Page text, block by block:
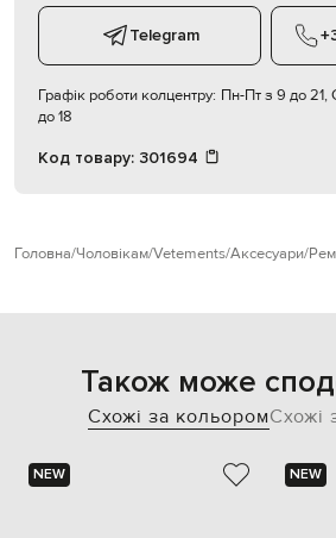
Telegram
Графік роботи колцентру: Пн-Пт з 9 до 21,
до 18
Код товару: 301694
Головна Чоловікам Vetements Аксесуари
Також може
Схожі за кольоромСхожі
NEW NEW